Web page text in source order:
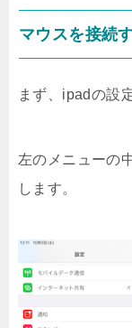
マウスを接続
まず、ipadの設
左のメニューの
します。